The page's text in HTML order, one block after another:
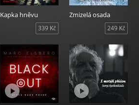
Kapka hněvu
339 Kč
Zmizelá osada
249 Kč